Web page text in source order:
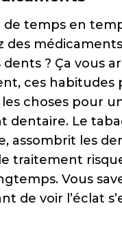
de temps en
des
? Ça vous
ces habitudes
choses pour
dentaire. Le
assombrit les
traitement
Vous
de voir l’éclat